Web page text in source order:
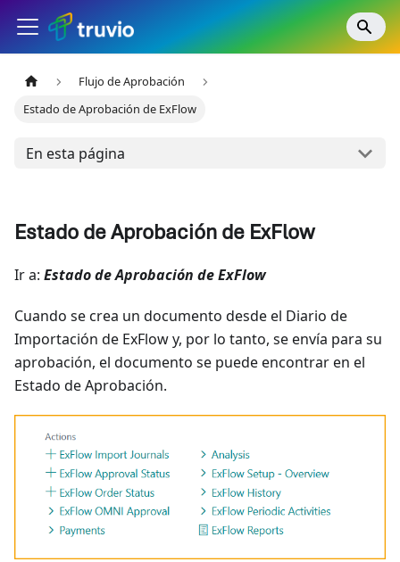
Flujo de Aprobación
Estado de Aprobación de ExFlow
En esta página
Estado de Aprobación de ExFlow
Ir a: Estado de Aprobación de ExFlow
Cuando se crea un documento desde el Diario de
Importación de ExFlow y, por lo tanto, se envía para su
aprobación, el documento se puede encontrar en el
Estado de Aprobación.